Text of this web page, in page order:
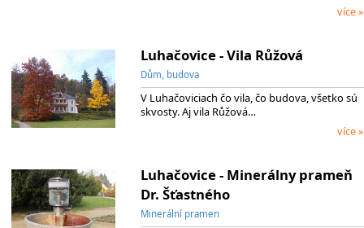
více »
Luhačovice - Vila Růžová
Dům, budova
V Luhačoviciach čo vila, čo budova, všetko sú
skvosty. Aj vila Růžová…
více »
Luhačovice - Minerálny prameň
Dr. Šťastného
Minerální pramen